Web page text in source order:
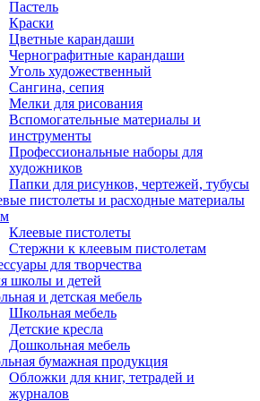
Пастель
Краски
Цветные карандаши
Чернографитные карандаши
Уголь художественный
Сангина, сепия
Мелки для рисования
Вспомогательные материалы и
инструменты
Профессиональные наборы для
художников
Папки для рисунков, чертежей, тубусы
пистолеты и расходные материалы
Клеевые пистолеты
Стержни к клеевым пистолетам
для творчества
школы и детей
и детская мебель
Школьная мебель
Детские кресла
Дошкольная мебель
бумажная продукция
Обложки для книг, тетрадей и
журналов